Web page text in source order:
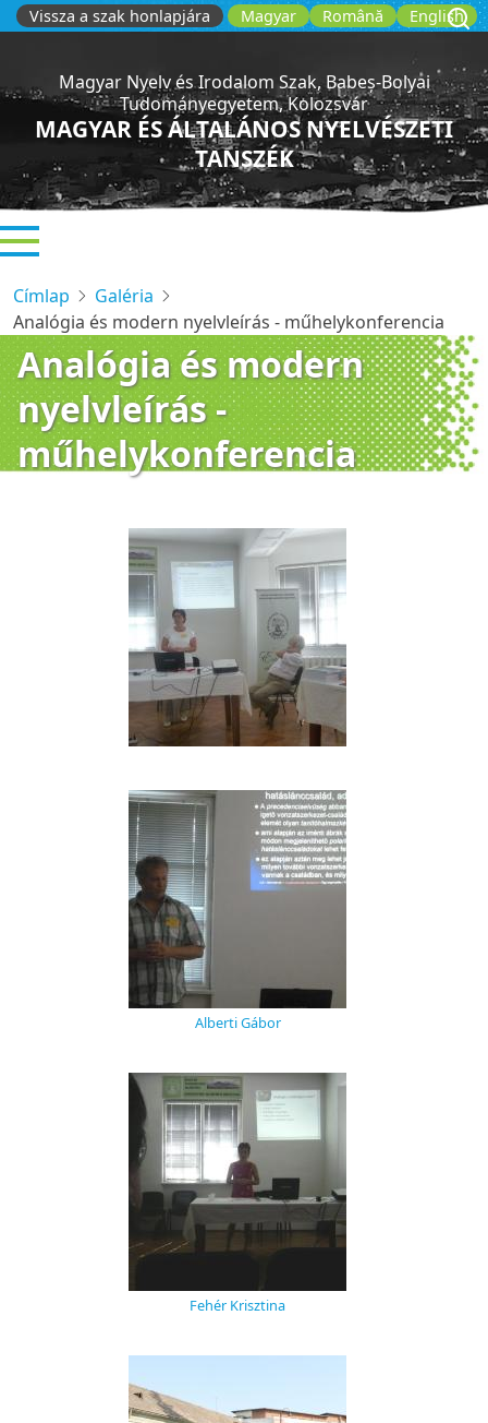
Ugrás
a
Magyar Română English
Vissza a szak honlapjára
Magyar Nyelv és Irodalom Szak, Babeș-Bolyai
Tudományegyetem, Kolozsvár
MAGYAR ÉS ÁLTALÁNOS NYELVÉSZETI
TANSZÉK
Címlap
Galéria
Analógia és modern nyelvleírás - műhelykonferencia
Analógia és modern
nyelvleírás -
műhelykonferencia
Alberti Gábor
Fehér Krisztina